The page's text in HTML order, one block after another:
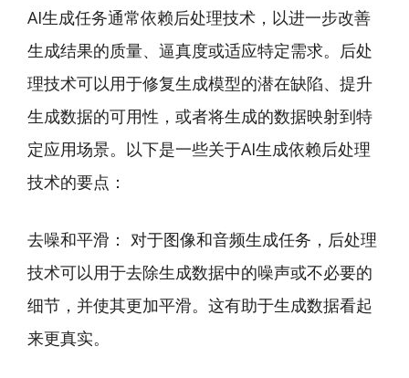
AI生成任务通常依赖后处理技术，以进一步改善
生成结果的质量、逼真度或适应特定需求。后处
理技术可以用于修复生成模型的潜在缺陷、提升
生成数据的可用性，或者将生成的数据映射到特
定应用场景。以下是一些关于AI生成依赖后处理
技术的要点：
去噪和平滑： 对于图像和音频生成任务，后处理
技术可以用于去除生成数据中的噪声或不必要的
细节，并使其更加平滑。这有助于生成数据看起
来更真实。